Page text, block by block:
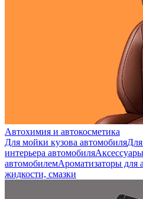
Автохимия и автокосметика
Для мойки кузова автомобиля
интерьера автомобиля
автомобилемАроматизаторы для
жидкости, смазки